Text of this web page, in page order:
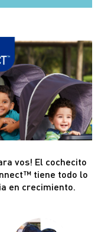
vos! El cochecito
tiene todo lo
en crecimiento.